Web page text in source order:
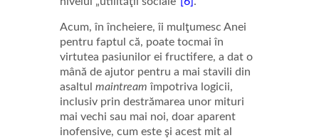
Acum, în încheiere, îi mulţumesc Anei
pentru faptul că, poate tocmai în
virtutea pasiunilor ei fructifere, a dat o
mână de ajutor pentru a mai stavili din
asaltul maintream împotriva logicii,
inclusiv prin destrămarea unor mituri
mai vechi sau mai noi, doar aparent
inofensive, cum este şi acest mit al